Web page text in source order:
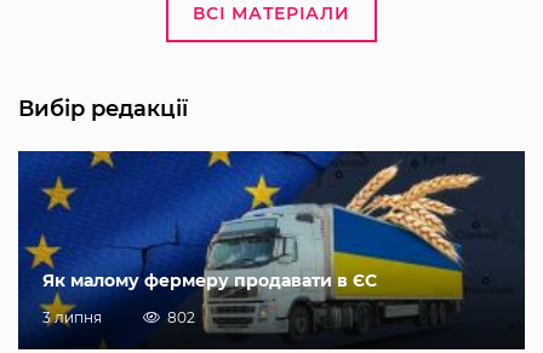
ВСІ МАТЕРІАЛИ
Вибір редакції
Як малому фермеру продавати в ЄС
3 липня 802